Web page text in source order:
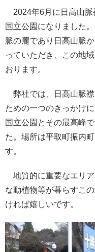
2024年6月に日高山脈
国立公園になりました
脈の麓であり日高山脈
っていただき、この地
おります。
弊社では、日高山脈襟
ための一つのきっかけ
国立公園とその最高峰
た。場所は平取町振内
す。
地質的に重要なエリ
な動植物等が暮らすこ
ければ嬉しいです。